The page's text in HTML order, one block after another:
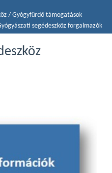
/ Gyógyfürdő támogatások
segédeszköz forgalmazók